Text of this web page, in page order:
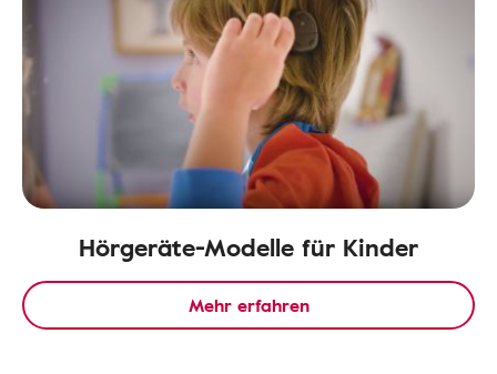
Hörgeräte-Modelle für Kinder
Mehr erfahren